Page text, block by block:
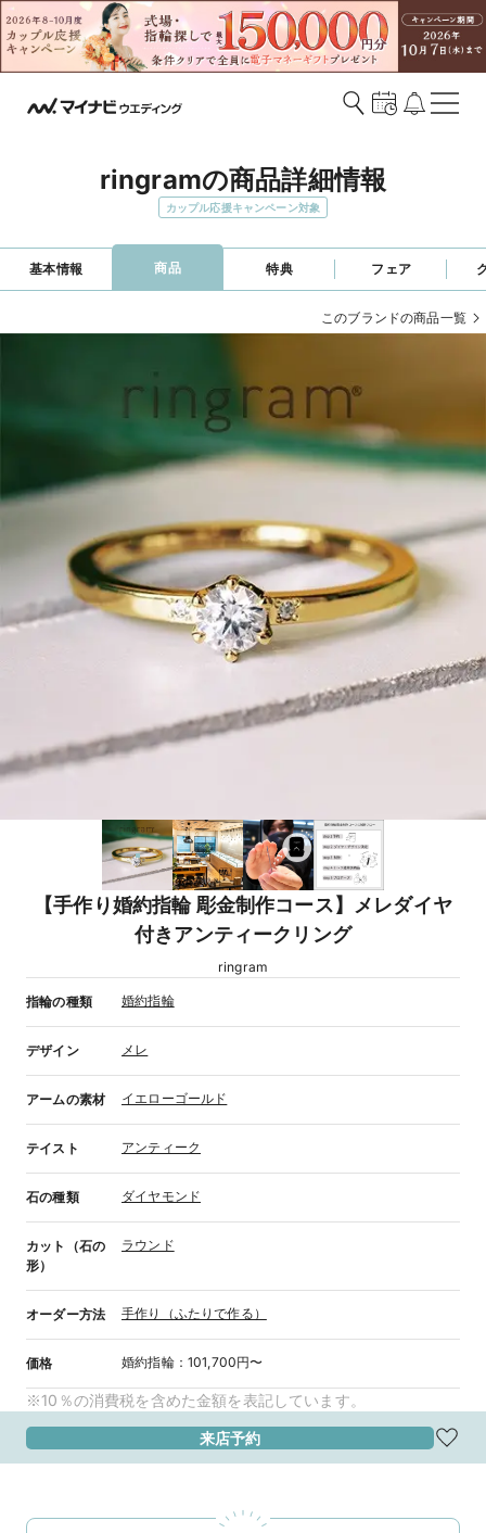
ringramの商品詳細情報
カップル応援キャンペーン対象
基本情報 商品 特典 フェア
このブランドの商品一覧
【手作り婚約指輪 彫金制作コース】メレダイヤ
付きアンティークリング
ringram
指輪の種類 婚約指輪
デザイン メレ
アームの素材 イエローゴールド
テイスト アンティーク
石の種類 ダイヤモンド
カット（石の
形）
ラウンド
オーダー方法 手作り（ふたりで作る）
価格 婚約指輪： 101,700円〜
※10％の消費税を含めた金額を表記しています。
来店予約